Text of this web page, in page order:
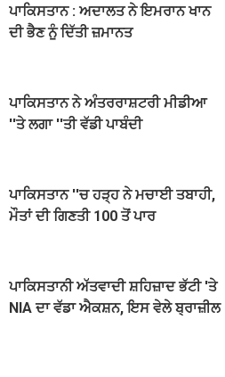
ਪਾਕਿਸਤਾਨ : ਅਦਾਲਤ ਨੇ ਇਮਰਾਨ ਖਾਨ
ਦੀ ਭੈਣ ਨੂੰ ਦਿੱਤੀ ਜ਼ਮਾਨਤ
ਪਾਕਿਸਤਾਨ ਨੇ ਅੰਤਰਰਾਸ਼ਟਰੀ ਮੀਡੀਆ
''ਤੇ ਲਗਾ ''ਤੀ ਵੱਡੀ ਪਾਬੰਦੀ
ਪਾਕਿਸਤਾਨ ''ਚ ਹੜ੍ਹ ਨੇ ਮਚਾਈ ਤਬਾਹੀ,
ਮੌਤਾਂ ਦੀ ਗਿਣਤੀ 100 ਤੋਂ ਪਾਰ
ਪਾਕਿਸਤਾਨੀ ਅੱਤਵਾਦੀ ਸ਼ਹਿਜ਼ਾਦ ਭੱਟੀ 'ਤੇ
NIA ਦਾ ਵੱਡਾ ਐਕਸ਼ਨ, ਇਸ ਵੇਲੇ ਬ੍ਰਾਜ਼ੀਲ